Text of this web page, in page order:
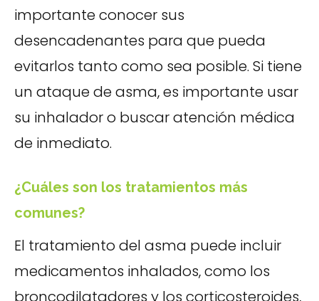
importante conocer sus
desencadenantes para que pueda
evitarlos tanto como sea posible. Si tiene
un ataque de asma, es importante usar
su inhalador o buscar atención médica
de inmediato.
¿Cuáles son los tratamientos más
comunes?
El tratamiento del asma puede incluir
medicamentos inhalados, como los
broncodilatadores y los corticosteroides,